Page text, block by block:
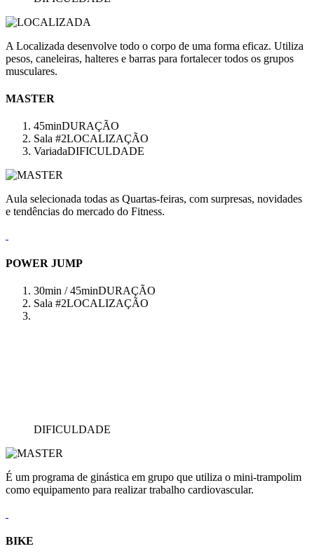
A Localizada desenvolve todo o corpo de uma forma eficaz. Utiliza
pesos, caneleiras, halteres e barras para fortalecer todos os grupos
musculares.
MASTER
45minDURAÇÃO
Sala #2LOCALIZAÇÃO
VariadaDIFICULDADE
Aula selecionada todas as Quartas-feiras, com surpresas, novidades
e tendências do mercado do Fitness.
POWER JUMP
30min / 45minDURAÇÃO
Sala #2LOCALIZAÇÃO
DIFICULDADE
É um programa de ginástica em grupo que utiliza o mini-trampolim
como equipamento para realizar trabalho cardiovascular.
BIKE